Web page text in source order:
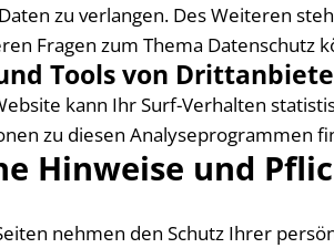
zu verlangen. Des Weiteren
Fragen zum Thema Datenschutz
Tools von
kann Ihr Surf-Verhalten
zu diesen Analyseprogrammen
Hinweise und
nehmen den Schutz Ihrer